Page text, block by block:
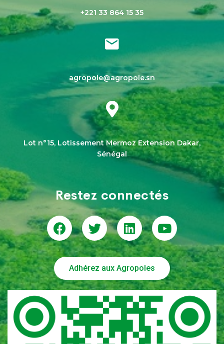
+221 33 864 15 35
agropole@agropole.sn
Lot n°15, Lotissement Mermoz Extension Dakar,
Sénégal
Restez connectés
Adhérez aux Agropoles